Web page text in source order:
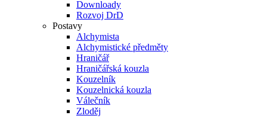
Downloady
Rozvoj DrD
Postavy
Alchymista
Alchymistické předměty
Hraničář
Hraničářská kouzla
Kouzelník
Kouzelnická kouzla
Válečník
Zloděj